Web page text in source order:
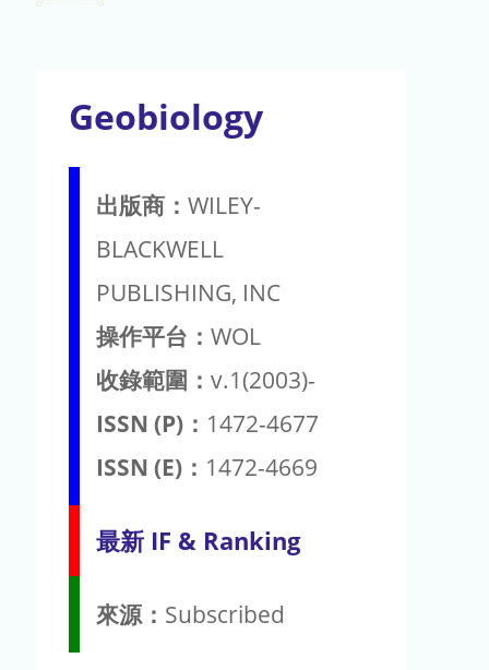
Geobiology
出版商： WILEY-
BLACKWELL
PUBLISHING, INC
操作平台： WOL
收錄範圍： v.1(2003)-
ISSN (P)： 1472-4677
ISSN (E)： 1472-4669
最新 IF & Ranking
來源： Subscribed